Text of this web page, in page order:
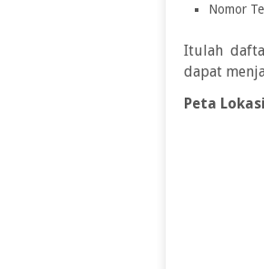
Nomor
Itulah
dapat
Peta